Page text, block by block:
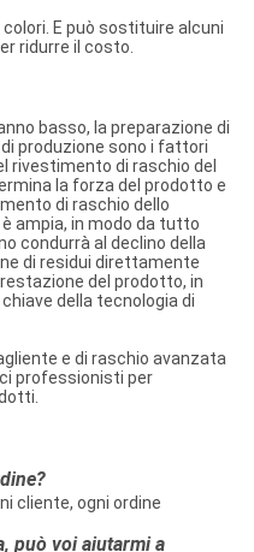
E può sostituire alcuni
ridurre il costo.
basso, la preparazione di
produzione sono i fattori
rivestimento di raschio del
la forza del prodotto e
di raschio dello
ampia, in modo da tutto
condurrà al declino della
di residui direttamente
del prodotto, in
della tecnologia di
e di raschio avanzata
professionisti per
cliente, ogni ordine
può voi aiutarmi a